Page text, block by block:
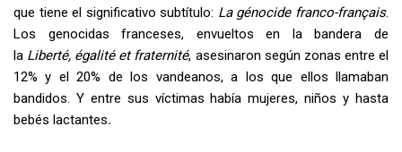
que tiene el significativo subtítulo: La génocide franco-français.
Los genocidas franceses, envueltos en la bandera de
la Liberté, égalité et fraternité, asesinaron según zonas entre el
12% y el 20% de los vandeanos, a los que ellos llamaban
bandidos. Y entre sus víctimas había mujeres, niños y hasta
bebés lactantes.